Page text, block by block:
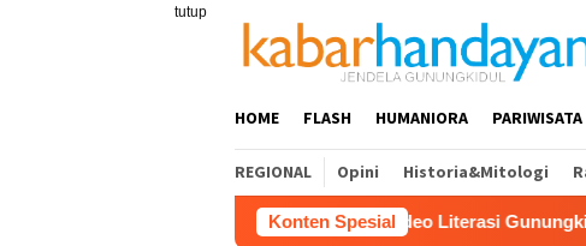
tutup
HOME FLASH HUMANIORA PARIWISATA
REGIONAL Opini Historia&Mitologi
Konten Spesial
SD Raih Juara 1 Lomba Video Literasi Gunungkidul 2026